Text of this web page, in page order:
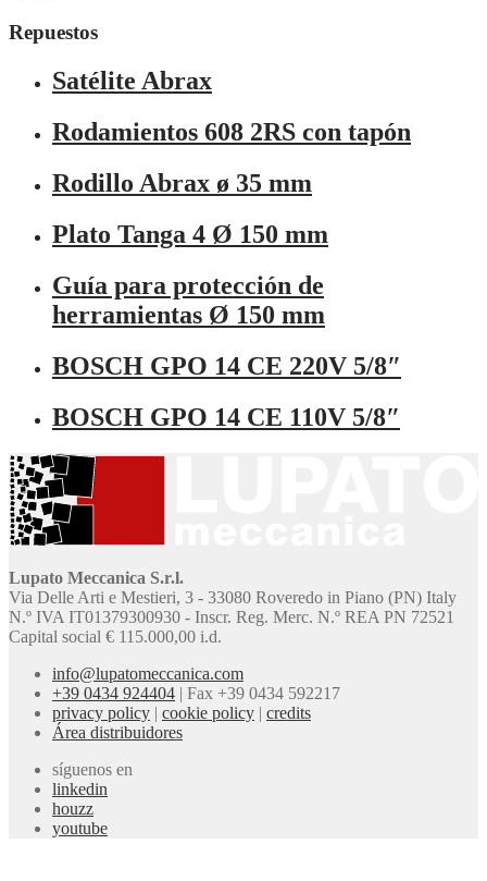
Repuestos
Satélite Abrax
Rodamientos 608 2RS con tapón
Rodillo Abrax ø 35 mm
Plato Tanga 4 Ø 150 mm
Guía para protección de
herramientas Ø 150 mm
BOSCH GPO 14 CE 220V 5/8″
BOSCH GPO 14 CE 110V 5/8″
Lupato Meccanica S.r.l.
Via Delle Arti e Mestieri, 3 - 33080 Roveredo in Piano (PN) Italy
N.º IVA IT01379300930 - Inscr. Reg. Merc. N.º REA PN 72521
Capital social € 115.000,00 i.d.
info@lupatomeccanica.com
+39 0434 924404 | Fax +39 0434 592217
privacy policy | cookie policy | credits
Área distribuidores
síguenos en
linkedin
houzz
youtube